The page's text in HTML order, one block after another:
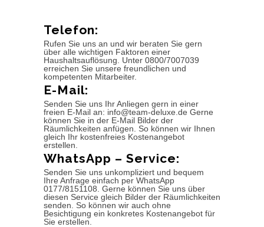
Telefon:
Rufen Sie uns an und wir beraten Sie gern
über alle wichtigen Faktoren einer
Haushaltsauflösung. Unter 0800/7007039
erreichen Sie unsere freundlichen und
kompetenten Mitarbeiter.
E-Mail:
Senden Sie uns Ihr Anliegen gern in einer
freien E-Mail an: info@team-deluxe.de Gerne
können Sie in der E-Mail Bilder der
Räumlichkeiten anfügen. So können wir Ihnen
gleich Ihr kostenfreies Kostenangebot
erstellen.
WhatsApp – Service:
Senden Sie uns unkompliziert und bequem
Ihre Anfrage einfach per WhatsApp
0177/8151108. Gerne können Sie uns über
diesen Service gleich Bilder der Räumlichkeiten
senden. So können wir auch ohne
Besichtigung ein konkretes Kostenangebot für
Sie erstellen.